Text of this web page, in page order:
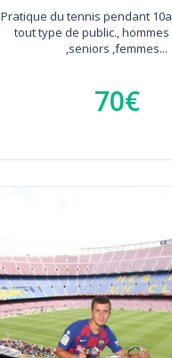
Pratique du tennis pendant
tout type de public.,
,seniors ,femmes...
70€